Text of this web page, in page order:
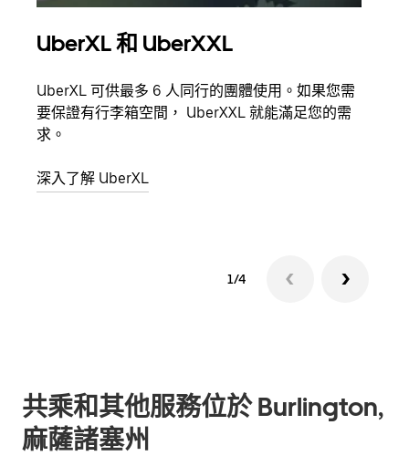
UberXL 和 UberXXL
UberXL 可供最多 6 人同行的團體使用。如果您需
要保證有行李箱空間， UberXXL 就能滿足您的需
求。
深入了解 UberXL
1/4
共乘和其他服務位於 Burlington,
麻薩諸塞州